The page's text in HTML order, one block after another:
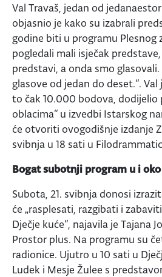
Val Travaš, jedan od
objasnio je kako su izabrali
godine biti u programu Plesnog
pogledali mali isječak
predstavi, a onda smo
glasove od jedan do deset.“.
to čak 10.000 bodova, dodijelio
oblacima“ u izvedbi Istarskog
će otvoriti ovogodišnje izdanje
svibnja u 18 sati u
Bogat subotnji program u i oko
Subota, 21. svibnja donosi
će „rasplesati, razgibati i
Dječje kuće“, najavila je Tajana
Prostor plus. Na programu su
radionice. Ujutro u 10 sati u
Ludek i Mesje Žulee s